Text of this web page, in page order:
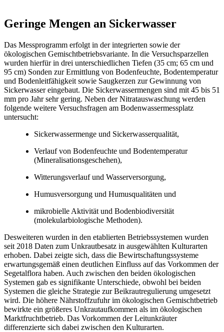
Geringe Mengen an Sickerwasser
Das Messprogramm erfolgt in der integrierten sowie der
ökologischen Gemischtbetriebsvariante. In die Versuchsparzellen
wurden hierfür in drei unterschiedlichen Tiefen (35 cm; 65 cm und
95 cm) Sonden zur Ermittlung von Bodenfeuchte, Bodentemperatur
und Bodenleitfähigkeit sowie Saugkerzen zur Gewinnung von
Sickerwasser eingebaut. Die Sickerwassermengen sind mit 45 bis 51
mm pro Jahr sehr gering. Neben der Nitratauswaschung werden
folgende weitere Versuchsfragen am Bodenwassermessplatz
untersucht:
Sickerwassermenge und Sickerwasserqualität,
Verlauf von Bodenfeuchte und Bodentemperatur
(Mineralisationsgeschehen),
Witterungsverlauf und Wasserversorgung,
Humusversorgung und Humusqualitäten und
mikrobielle Aktivität und Bodenbiodiversität
(molekularbiologische Methoden).
Desweiteren wurden in den etablierten Betriebssystemen wurden
seit 2018 Daten zum Unkrautbesatz in ausgewählten Kulturarten
erhoben. Dabei zeigte sich, dass die Bewirtschaftungssysteme
erwartungsgemäß einen deutlichen Einfluss auf das Vorkommen der
Segetalflora haben. Auch zwischen den beiden ökologischen
Systemen gab es signifikante Unterschiede, obwohl bei beiden
Systemen die gleiche Strategie zur Beikrautregulierung umgesetzt
wird. Die höhere Nährstoffzufuhr im ökologischen Gemischtbetrieb
bewirkte ein größeres Unkrautaufkommen als im ökologischen
Marktfruchtbetrieb. Das Vorkommen der Leitunkräuter
differenzierte sich dabei zwischen den Kulturarten.